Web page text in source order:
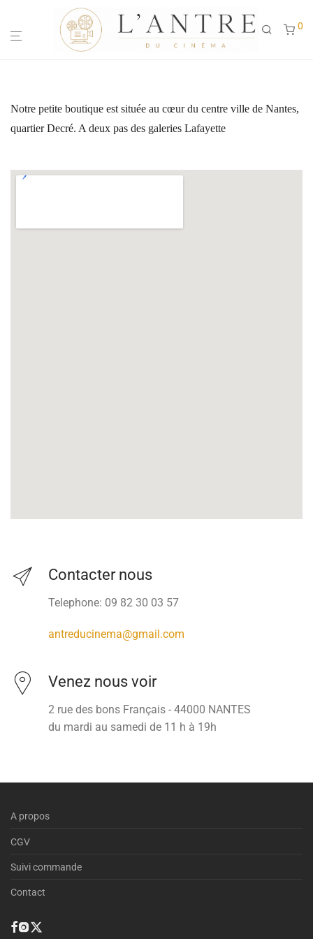
0
Notre petite boutique est située au cœur du centre ville de Nantes,
quartier Decré. A deux pas des galeries Lafayette
Contacter nous
Telephone: 09 82 30 03 57
antreducinema@gmail.com
Venez nous voir
2 rue des bons Français - 44000 NANTES
du mardi au samedi de 11 h à 19h
A propos
CGV
Suivi commande
Contact